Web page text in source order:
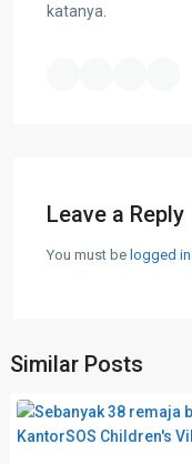
katanya.
Leave a Reply
You must be logged in
Similar Posts